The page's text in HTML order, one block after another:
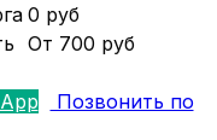
0 руб
От 700 руб
Позвонить по